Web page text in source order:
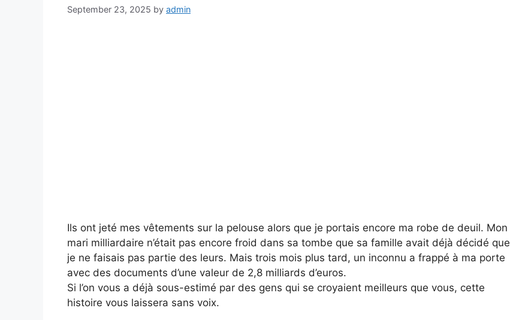
September 23, 2025 by admin
Ils ont jeté mes vêtements sur la pelouse alors que je portais encore ma robe de deuil. Mon
mari milliardaire n’était pas encore froid dans sa tombe que sa famille avait déjà décidé que
je ne faisais pas partie des leurs. Mais trois mois plus tard, un inconnu a frappé à ma porte
avec des documents d’une valeur de 2,8 milliards d’euros.
Si l’on vous a déjà sous-estimé par des gens qui se croyaient meilleurs que vous, cette
histoire vous laissera sans voix.